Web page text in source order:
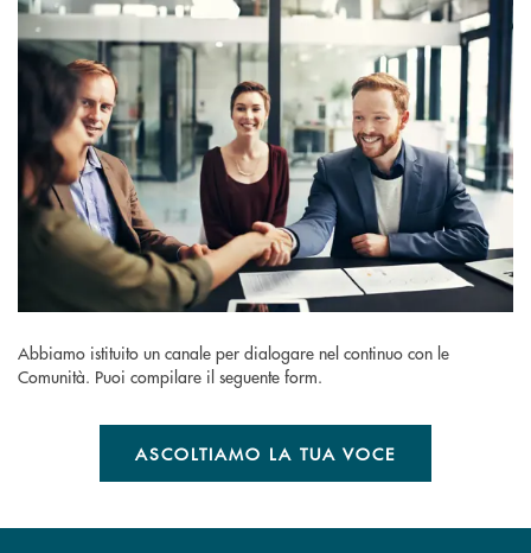
Abbiamo istituito un canale per dialogare nel continuo con le
Comunità. Puoi compilare il seguente form.
ASCOLTIAMO LA TUA VOCE